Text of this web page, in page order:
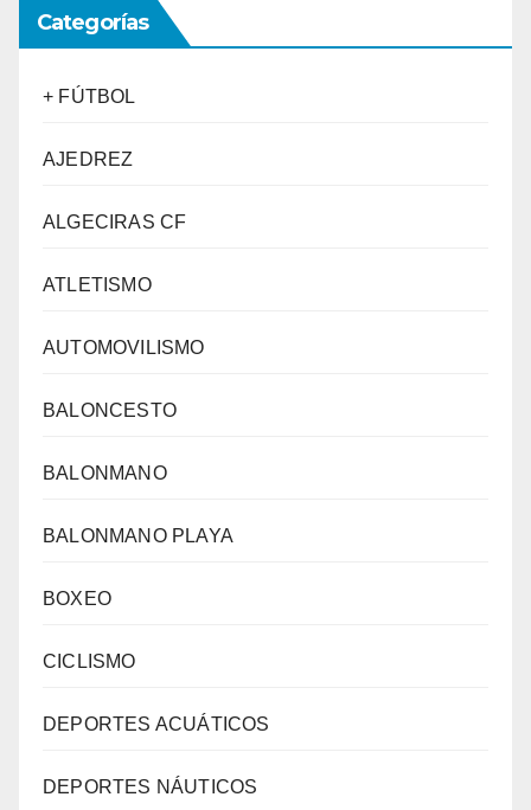
Categorías
+ FÚTBOL
AJEDREZ
ALGECIRAS CF
ATLETISMO
AUTOMOVILISMO
BALONCESTO
BALONMANO
BALONMANO PLAYA
BOXEO
CICLISMO
DEPORTES ACUÁTICOS
DEPORTES NÁUTICOS